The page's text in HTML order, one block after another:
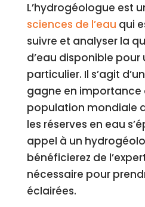
L’hydrogéologue est
sciences de l’eau qui
suivre et analyser la
d’eau disponible pour
particulier. Il s’agit
gagne en importance
population mondiale
les réserves en eau
appel à un
bénéficierez de
nécessaire pour
éclairées.